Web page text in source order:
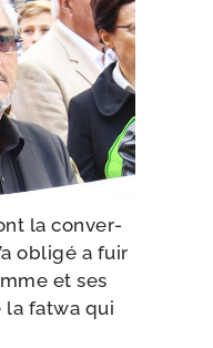
la conver­
obli­gé a fuir
et ses
la fat­wa qui